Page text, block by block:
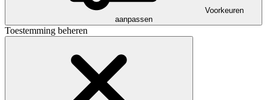
Voorkeuren
aanpassen
Toestemming beheren